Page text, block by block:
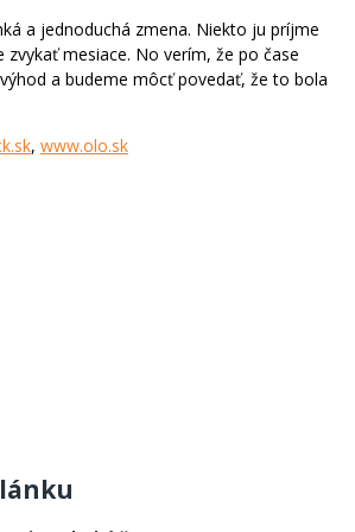
a jednoduchá zmena. Niekto ju príjme
zvykať mesiace. No verím, že po čase
a budeme môcť povedať, že to bola
, www.olo.sk